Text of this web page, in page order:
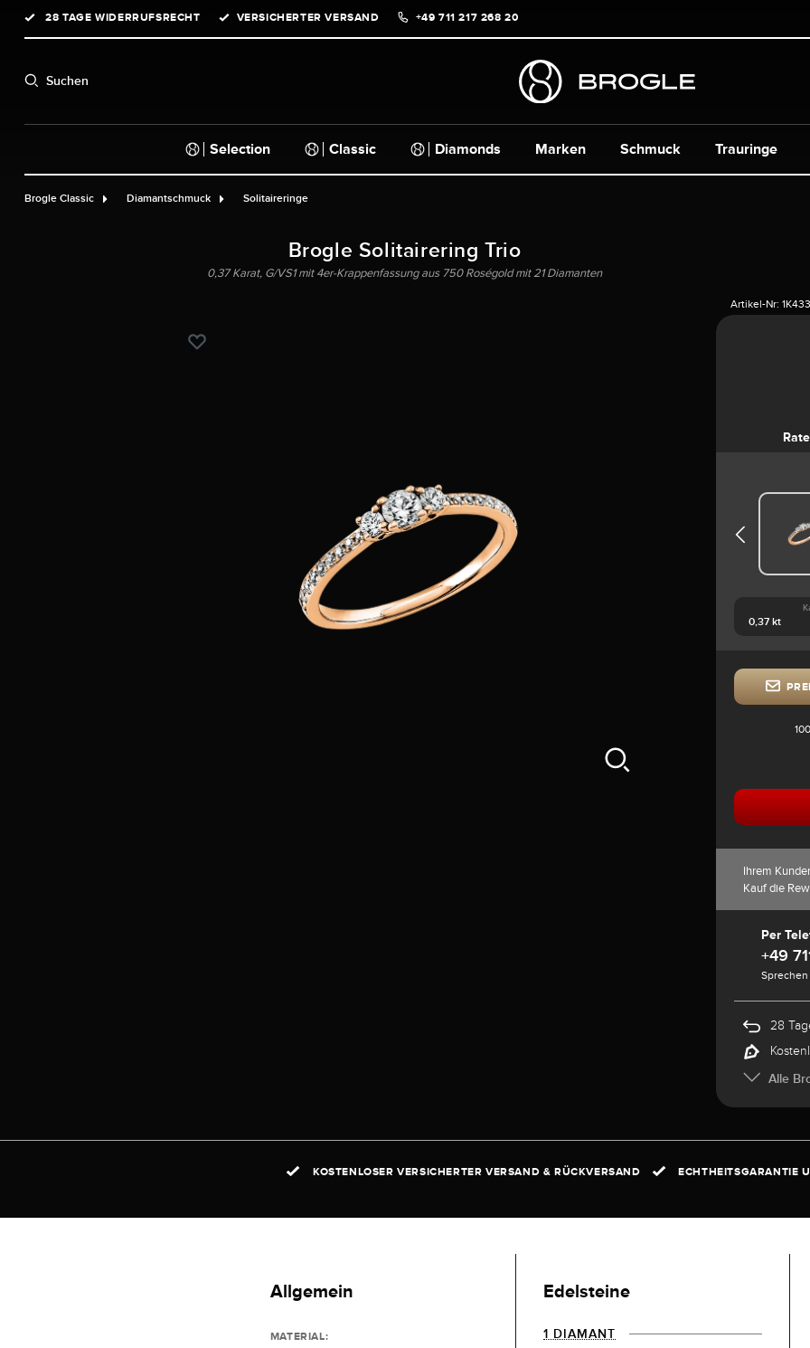
Zur Hauptnavigation springen
28 TAGE WIDERRUFSRECHT VERSICHERTER VERSAND +49 711 217 268 20
Suchen
Selection Classic Diamonds Marken Schmuck Trauringe
Brogle Classic Diamantschmuck Solitaireringe
Brogle Solitairering Trio
0,37 Karat, G/VS1 mit 4er-Krappenfassung aus 750 Roségold mit 21 Diamanten
Artikel-Nr:
Ihrem
Kauf die
Per
+49
28
Alle
KOSTENLOSER VERSICHERTER VERSAND & RÜCKVERSAND ECHTHEITSGARANTIE
Allgemein
MATERIAL:
Edelsteine
1 DIAMANT